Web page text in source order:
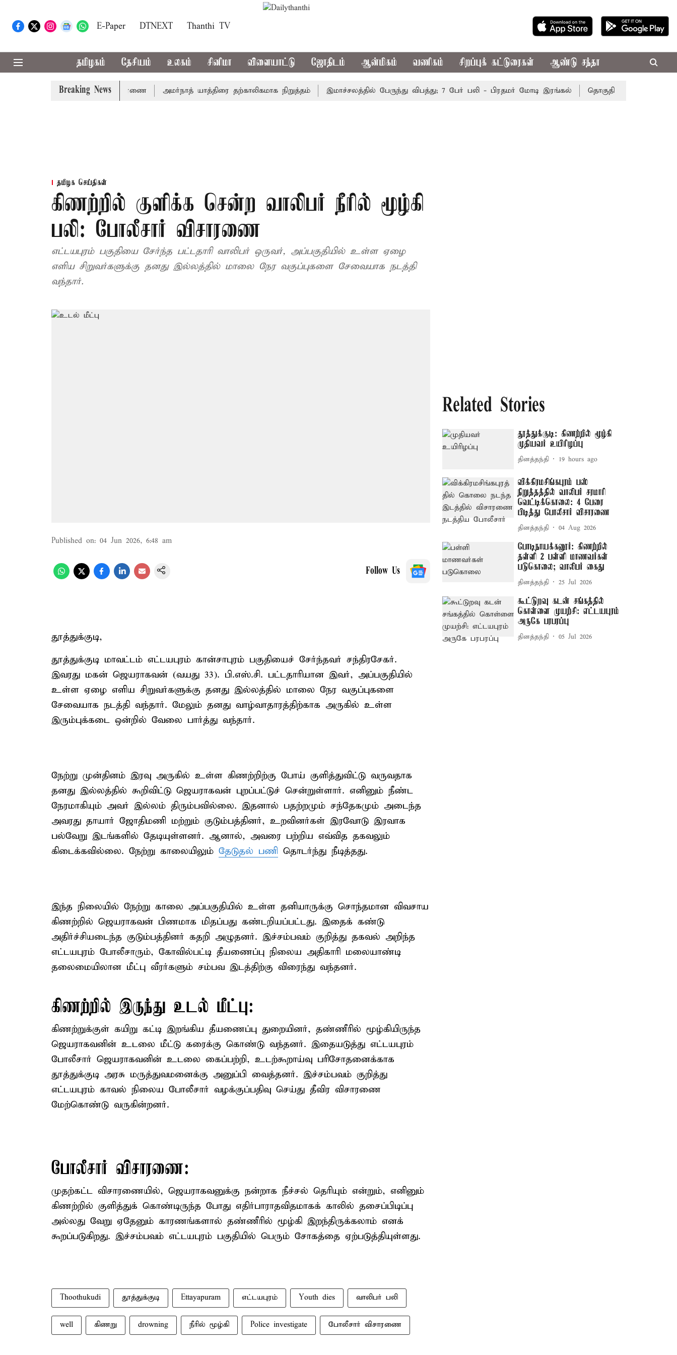
E-Paper DTNEXT Thanthi TV
தமிழகம் தேசியம் உலகம் சினிமா விளையாட்டு ஜோதிடம் ஆன்மிகம் வணிகம் சிறப்புக் கட்டுரைகள் ஆண்டு சந்தா
Breaking News
சுப்ரீம்கோர்ட்டில் விசாரணை அமர்நாத் யாத்திரை தற்காலிகமாக நிறுத்தம் இமாச்சலத்தில் பேருந்து விபத்து; 7 பேர் பலி - பிரதமர் மோடி இரங்கல் தொகுதி மறுவரையறை
தமிழக செய்திகள்
கிணற்றில் குளிக்க சென்ற வாலிபர் நீரில் மூழ்கி
பலி: போலீசார் விசாரணை
எட்டயபுரம் பகுதியை சேர்ந்த பட்டதாரி வாலிபர் ஒருவர், அப்பகுதியில் உள்ள ஏழை
எளிய சிறுவர்களுக்கு தனது இல்லத்தில் மாலை நேர வகுப்புகளை சேவையாக நடத்தி
வந்தார்.
Published on: 04 Jun 2026, 6:48 am
Follow Us
தூத்துக்குடி,
தூத்துக்குடி மாவட்டம் எட்டயபுரம் கான்சாபுரம் பகுதியைச் சேர்ந்தவர் சந்திரசேகர்.
இவரது மகன் ஜெயராகவன் (வயது 33). பி.எஸ்.சி. பட்டதாரியான இவர், அப்பகுதியில்
உள்ள ஏழை எளிய சிறுவர்களுக்கு தனது இல்லத்தில் மாலை நேர வகுப்புகளை
சேவையாக நடத்தி வந்தார். மேலும் தனது வாழ்வாதாரத்திற்காக அருகில் உள்ள
இரும்புக்கடை ஒன்றில் வேலை பார்த்து வந்தார்.
நேற்று முன்தினம் இரவு அருகில் உள்ள கிணற்றிற்கு போய் குளித்துவிட்டு வருவதாக
தனது இல்லத்தில் கூறிவிட்டு ஜெயராகவன் புறப்பட்டுச் சென்றுள்ளார். எனினும் நீண்ட
நேரமாகியும் அவர் இல்லம் திரும்பவில்லை. இதனால் பதற்றமும் சந்தேகமும் அடைந்த
அவரது தாயார் ஜோதிமணி மற்றும் குடும்பத்தினர், உறவினர்கள் இரவோடு இரவாக
பல்வேறு இடங்களில் தேடியுள்ளனர். ஆனால், அவரை பற்றிய எவ்வித தகவலும்
கிடைக்கவில்லை. நேற்று காலையிலும் தேடுதல் பணி தொடர்ந்து நீடித்தது.
இந்த நிலையில் நேற்று காலை அப்பகுதியில் உள்ள தனியாருக்கு சொந்தமான விவசாய
கிணற்றில் ஜெயராகவன் பிணமாக மிதப்பது கண்டறியப்பட்டது. இதைக் கண்டு
அதிர்ச்சியடைந்த குடும்பத்தினர் கதறி அழுதனர். இச்சம்பவம் குறித்து தகவல் அறிந்த
எட்டயபுரம் போலீசாரும், கோவில்பட்டி தீயணைப்பு நிலைய அதிகாரி மலையாண்டி
தலைமையிலான மீட்பு வீரர்களும் சம்பவ இடத்திற்கு விரைந்து வந்தனர்.
கிணற்றில் இருந்து உடல் மீட்பு:
கிணற்றுக்குள் கயிறு கட்டி இறங்கிய தீயணைப்பு துறையினர், தண்ணீரில் மூழ்கியிருந்த
ஜெயராகவனின் உடலை மீட்டு கரைக்கு கொண்டு வந்தனர். இதையடுத்து எட்டயபுரம்
போலீசார் ஜெயராகவனின் உடலை கைப்பற்றி, உடற்கூறாய்வு பரிசோதனைக்காக
தூத்துக்குடி அரசு மருத்துவமனைக்கு அனுப்பி வைத்தனர். இச்சம்பவம் குறித்து
எட்டயபுரம் காவல் நிலைய போலீசார் வழக்குப்பதிவு செய்து தீவிர விசாரணை
மேற்கொண்டு வருகின்றனர்.
போலீசார் விசாரணை:
முதற்கட்ட விசாரணையில், ஜெயராகவனுக்கு நன்றாக நீச்சல் தெரியும் என்றும், எனினும்
கிணற்றில் குளித்துக் கொண்டிருந்த போது எதிர்பாராதவிதமாகக் காலில் தசைப்பிடிப்பு
அல்லது வேறு ஏதேனும் காரணங்களால் தண்ணீரில் மூழ்கி இறந்திருக்கலாம் எனக்
கூறப்படுகிறது. இச்சம்பவம் எட்டயபுரம் பகுதியில் பெரும் சோகத்தை ஏற்படுத்தியுள்ளது.
Thoothukudi தூத்துக்குடி Ettayapuram எட்டயபுரம் Youth dies வாலிபர் பலி
well கிணறு drowning நீரில் மூழ்கி Police investigate போலீசார் விசாரணை
Related Stories
தூத்துக்குடி: கிணற்றில் மூழ்கி
முதியவர் உயிரிழப்பு
தினத்தந்தி 19 hours ago
விக்கிரமசிங்கபுரம் பஸ்
நிறுத்தத்தில் வாலிபர் சரமாரி
வெட்டிக்கொலை: 4 பேரை
பிடித்து போலீசார் விசாரணை
தினத்தந்தி 04 Aug 2026
போடிநாயக்கனூர்: கிணற்றில்
தள்ளி 2 பள்ளி மாணவர்கள்
படுகொலை; வாலிபர் கைது
தினத்தந்தி 25 Jul 2026
கூட்டுறவு கடன் சங்கத்தில்
கொள்ளை முயற்சி: எட்டயபுரம்
அருகே பரபரப்பு
தினத்தந்தி 05 Jul 2026